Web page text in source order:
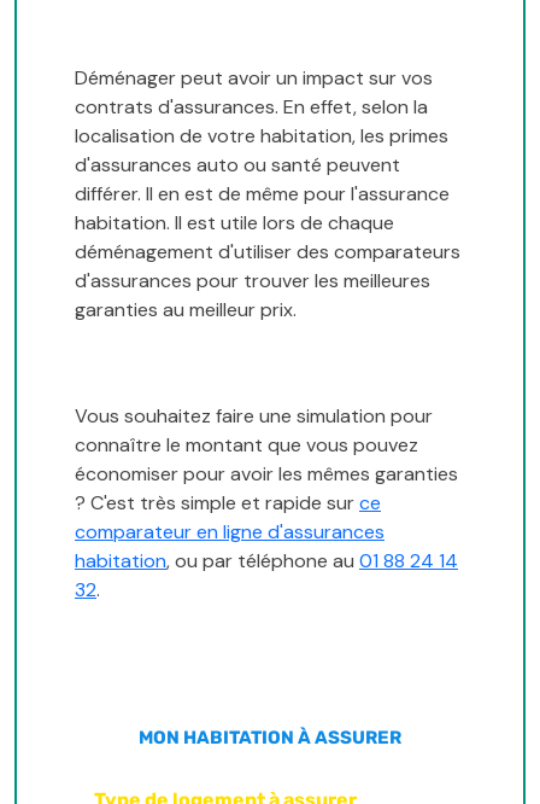
Déménager peut avoir un impact sur vos
contrats d'assurances. En effet, selon la
localisation de votre habitation, les primes
d'assurances auto ou santé peuvent
différer. Il en est de même pour l'assurance
habitation. Il est utile lors de chaque
déménagement d'utiliser des comparateurs
d'assurances pour trouver les meilleures
garanties au meilleur prix.
Vous souhaitez faire une simulation pour
connaître le montant que vous pouvez
économiser pour avoir les mêmes garanties
? C'est très simple et rapide surce
comparateur en ligne d'assurances
habitation, ou par téléphone au 01 88 24 14
32.